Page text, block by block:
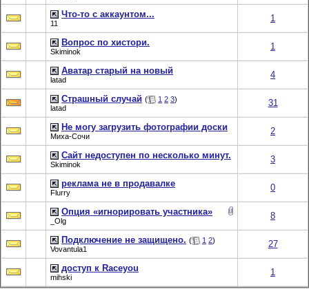
Что-то с аккаунтом...
11 1
Вопрос по хистори.
Skiminok 1
Аватар старый на новый
latad 4
Страшный случай ( 1 2 3)
latad
31
Не могу загрузить фотографии доски
Миха-Сочи 2
Сайт недоступен по несколько минут.
Skiminok 3
реклама не в продавалке
Flurry 0
Опция «игнорировать участника»
_Olg 8
Подключение не защищено. ( 1 2)
Vovantula1
27
доступ к Raceyou
mihski 1